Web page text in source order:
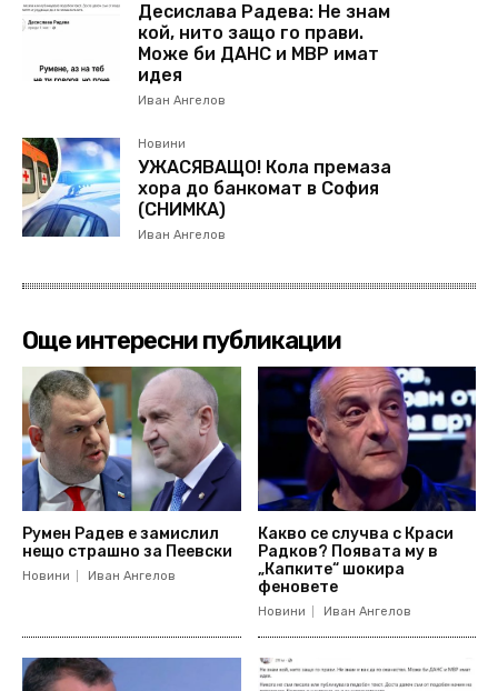
Десислава Радева: Не знам
кой, нито защо го прави.
Може би ДАНС и МВР имат
идея
Иван Ангелов
Новини
УЖАСЯВАЩО! Кола премаза
хора до банкомат в София
(СНИМКА)
Иван Ангелов
Още интересни публикации
Румен Радев е замислил
нещо страшно за Пеевски
Новини Иван Ангелов
Какво се случва с Краси
Радков? Появата му в
„Капките“ шокира
феновете
Новини Иван Ангелов